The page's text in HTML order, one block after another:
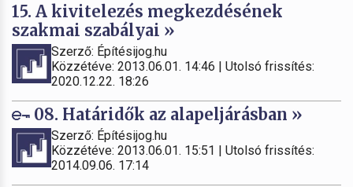
15. A kivitelezés megkezdésének
szakmai szabályai »
Szerző: Építésijog.hu
Közzétéve: 2013.06.01. 14:46 | Utolsó frissítés:
2020.12.22. 18:26
08. Határidők az alapeljárásban »
Szerző: Építésijog.hu
Közzétéve: 2013.06.01. 15:51 | Utolsó frissítés:
2014.09.06. 17:14